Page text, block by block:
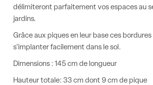
délimiteront parfaitement vos espaces au
jardins.
Grâce aux piques en leur base ces
s'implanter facilement dans le sol.
Dimensions : 145 cm de longueur
Hauteur totale: 33 cm dont 9 cm de pique